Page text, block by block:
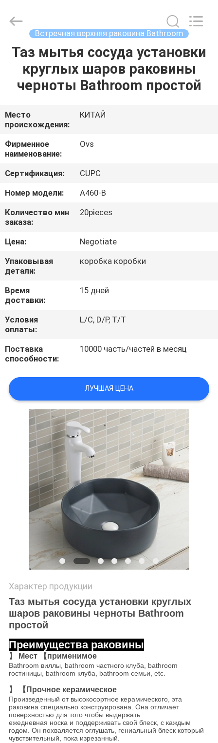
ДОМ
ПРОДУКТЫ
О
НАС
ПУТЕШЕСТВИЕ
ФАБРИКИ
ПРОВЕРКА
КАЧЕСТВА
СВЯЖИТЕСЬ
МЫ
НОВОСТИ
СЛУЧАИ
Встречная верхняя раковина Bathroom
Таз мытья сосуда установки
круглых шаров раковины
черноты Bathroom простой
Место
происхождения:
КИТАЙ
Фирменное
наименование:
Ovs
Сертификация:
CUPC
Номер модели:
A460-B
Количество мин
заказа:
20pieces
Цена:
Negotiate
Упаковывая
детали:
коробка коробки
Время
доставки:
15 дней
Условия
оплаты:
L/C, D/P, T/T
Поставка
способности:
10000 часть/частей в месяц
ЛУЧШАЯ ЦЕНА
Характер продукции
Таз мытья сосуда установки круглых
шаров раковины черноты Bathroom
простой
Преимущества раковины
】 Мест 【применимое
Bathroom виллы, bathroom частного клуба, bathroom
гостиницы, bathroom клуба, bathroom семьи, etc.
】 【Прочное керамическое
Произведенный от высокосортное керамического, эта
раковина специально конструирована. Она отличает
поверхностью для того чтобы выдержать
ежедневная носка и поддерживать свой блеск, с каждым
годом. Он похваляется оглушать, гениальный блеск который
чувствительный, пока изрезанный.